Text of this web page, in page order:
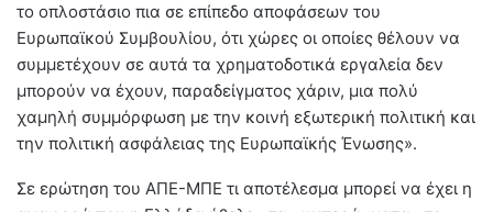
το οπλοστάσιο πια σε επίπεδο αποφάσεων του
Ευρωπαϊκού Συμβουλίου, ότι χώρες οι οποίες θέλουν να
συμμετέχουν σε αυτά τα χρηματοδοτικά εργαλεία δεν
μπορούν να έχουν, παραδείγματος χάριν, μια πολύ
χαμηλή συμμόρφωση με την κοινή εξωτερική πολιτική και
την πολιτική ασφάλειας της Ευρωπαϊκής Ένωσης».
Σε ερώτηση του ΑΠΕ-ΜΠΕ τι αποτέλεσμα μπορεί να έχει η